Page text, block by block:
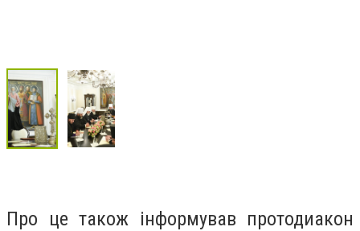
Про це також інформував протодиакон